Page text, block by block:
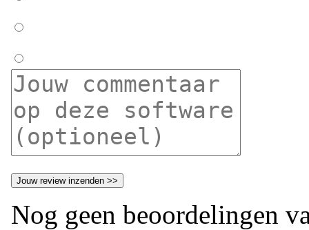
Nog geen beoordelingen